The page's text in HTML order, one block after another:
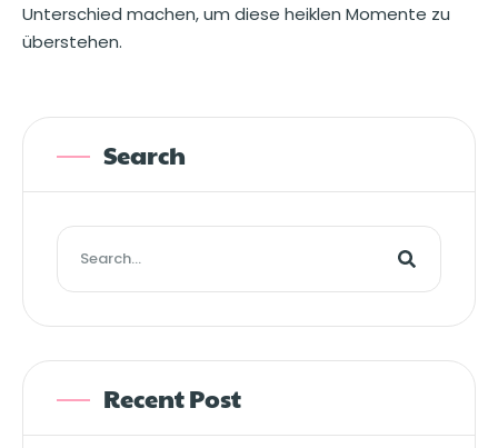
Unterschied machen, um diese heiklen Momente zu
überstehen.
Search
Recent Post